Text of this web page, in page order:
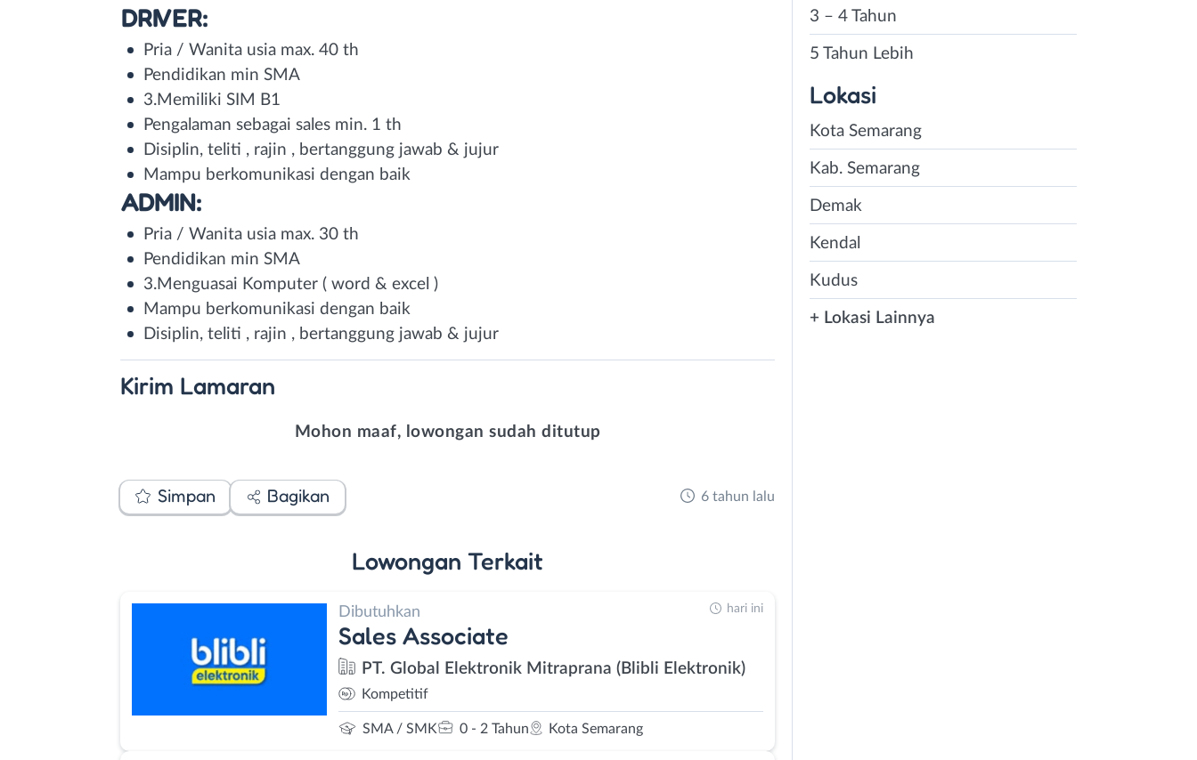
DRIVER:
Pria / Wanita usia max. 40 th
Pendidikan min SMA
3.Memiliki SIM B1
Pengalaman sebagai sales min. 1 th
Disiplin, teliti , rajin , bertanggung jawab & jujur
Mampu berkomunikasi dengan baik
ADMIN:
Pria / Wanita usia max. 30 th
Pendidikan min SMA
3.Menguasai Komputer ( word & excel )
Mampu berkomunikasi dengan baik
Disiplin, teliti , rajin , bertanggung jawab & jujur
Kirim Lamaran
Mohon maaf, lowongan sudah ditutup
Simpan Bagikan 6 tahun lalu
Lowongan Terkait
Dibutuhkan
Sales Associate
PT. Global Elektronik Mitraprana (Blibli Elektronik)
Kompetitif
SMA / SMK 0 - 2 Tahun Kota Semarang
hari ini
3 – 4 Tahun
5 Tahun Lebih
Lokasi
Kota Semarang
Kab. Semarang
Demak
Kendal
Kudus
+ Lokasi Lainnya